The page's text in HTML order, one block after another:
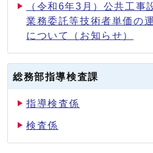
（令和6年3月）公共工事
業務委託等技術者単価の
について（お知らせ）
総務部指導検査課
指導検査係
検査係